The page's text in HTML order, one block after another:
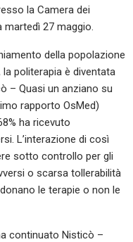
la Camera dei
martedì 27 maggio.
della popolazione
politerapia è diventata
– Quasi un anziano su
rapporto OsMed)
ha ricevuto
L’interazione di così
sotto controllo per gli
o scarsa tollerabilità
le terapie o non le
continuato Nisticò –